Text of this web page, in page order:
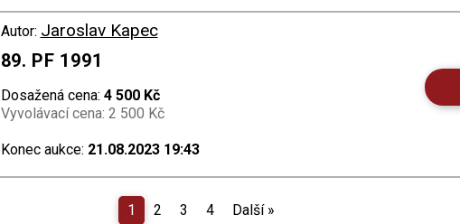
Autor: Jaroslav Kapec
89. PF 1991
Dosažená cena: 4 500 Kč
Vyvolávací cena: 2 500 Kč
Konec aukce: 21.08.2023 19:43
1 2 3 4 Další »